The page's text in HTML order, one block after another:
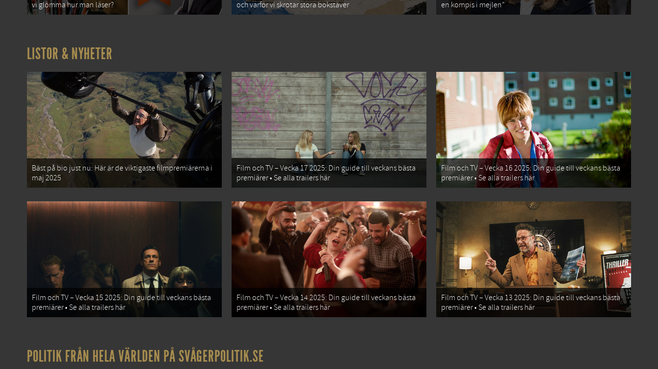
vi glömma hur man läser?
och varför vi skrotar stora bokstäver
en kompis i mejlen”
LISTOR & NYHETER
Bäst på bio just nu: Här är de viktigaste filmpremiärerna i
maj 2025
Film och TV – Vecka 17 2025: Din guide till veckans bästa
premiärer • Se alla trailers här
Film och TV – Vecka 16 2025: Din guide till veckans bästa
premiärer • Se alla trailers här
Film och TV – Vecka 15 2025: Din guide till veckans bästa
premiärer • Se alla trailers här
Film och TV – Vecka 14 2025: Din guide till veckans bästa
premiärer • Se alla trailers här
Film och TV – Vecka 13 2025: Din guide till veckans bästa
premiärer • Se alla trailers här
POLITIK FRÅN HELA VÄRLDEN PÅ SVÅGERPOLITIK.SE